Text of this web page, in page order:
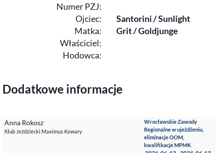
Numer PZJ:
Ojciec:
Santorini / Sunlight
Matka:
Grit / Goldjunge
Właściciel:
Hodowca:
Dodatkowe informacje
Anna Rokosz
Klub Jeździecki Maximus Kowary
Wrocławskie Zawody
Regionalne w ujeżdżeniu,
eliminacje OOM,
kwalifikacje MPMK